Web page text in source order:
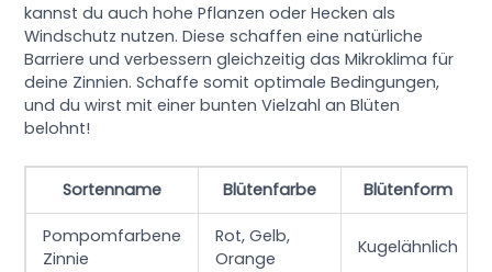
kannst du auch hohe Pflanzen oder Hecken als
Windschutz nutzen. Diese schaffen eine natürliche
Barriere und verbessern gleichzeitig das Mikroklima für
deine Zinnien. Schaffe somit optimale Bedingungen,
und du wirst mit einer bunten Vielzahl an Blüten
belohnt!
Sortenname Blütenfarbe Blütenform
Pompomfarbene
Zinnie
Rot, Gelb,
Orange
Kugelähnlich